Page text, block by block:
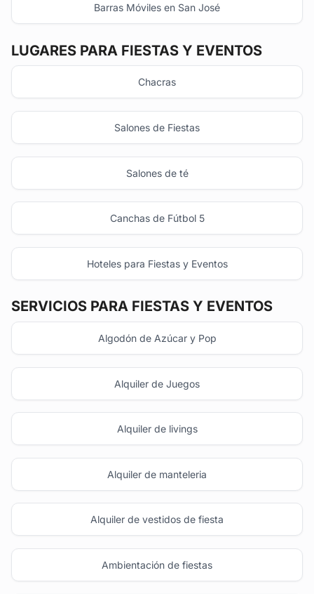
Barras Móviles en San José
LUGARES PARA FIESTAS Y EVENTOS
Chacras
Salones de Fiestas
Salones de té
Canchas de Fútbol 5
Hoteles para Fiestas y Eventos
SERVICIOS PARA FIESTAS Y EVENTOS
Algodón de Azúcar y Pop
Alquiler de Juegos
Alquiler de livings
Alquiler de manteleria
Alquiler de vestidos de fiesta
Ambientación de fiestas